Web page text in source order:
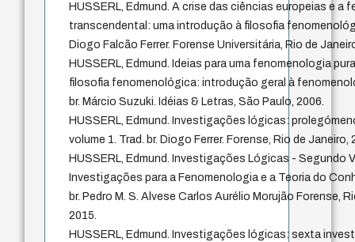
HUSSERL, Edmund. A crise das ciências europeias e a
transcendental: uma introdução à filosofia
Diogo Falcão Ferrer. Forense Universitária, Rio de
HUSSERL, Edmund. Ideias para uma fenomenologia
filosofia fenomenológica: introdução geral à
br. Márcio Suzuki. Idéias & Letras, São Paulo, 2006.
HUSSERL, Edmund. Investigações lógicas:
volume 1. Trad. br. Diogo Ferrer. Forense, Rio de Janeiro,
HUSSERL, Edmund. Investigações Lógicas - Segundo
Investigações para a Fenomenologia e a Teoria do
br. Pedro M. S. Alvese Carlos Aurélio Morujão Forense,
2015.
HUSSERL, Edmund. Investigações lógicas: sexta